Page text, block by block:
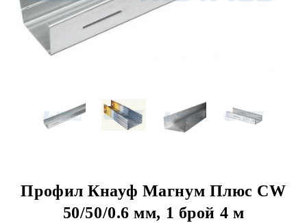
Профил Кнауф Магнум Плюс CW
50/50/0.6 мм, 1 брой 4 м